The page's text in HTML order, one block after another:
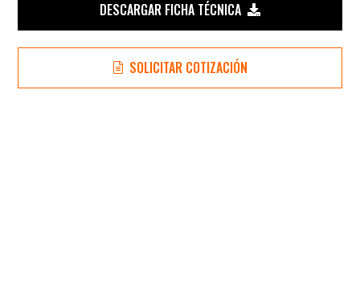
DESCARGAR FICHA TÉCNICA
SOLICITAR COTIZACIÓN